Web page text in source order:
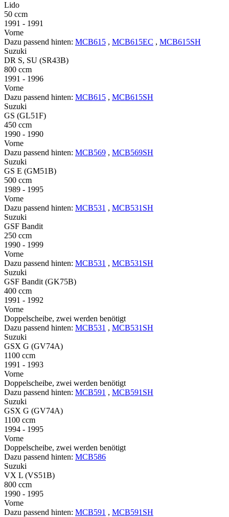
Lido
50 ccm
1991 - 1991
Vorne
Dazu passend hinten: MCB615 , MCB615EC , MCB615SH
Suzuki
DR S, SU (SR43B)
800 ccm
1991 - 1996
Vorne
Dazu passend hinten: MCB615 , MCB615SH
Suzuki
GS (GL51F)
450 ccm
1990 - 1990
Vorne
Dazu passend hinten: MCB569 , MCB569SH
Suzuki
GS E (GM51B)
500 ccm
1989 - 1995
Vorne
Dazu passend hinten: MCB531 , MCB531SH
Suzuki
GSF Bandit
250 ccm
1990 - 1999
Vorne
Dazu passend hinten: MCB531 , MCB531SH
Suzuki
GSF Bandit (GK75B)
400 ccm
1991 - 1992
Vorne
Doppelscheibe, zwei werden benötigt
Dazu passend hinten: MCB531 , MCB531SH
Suzuki
GSX G (GV74A)
1100 ccm
1991 - 1993
Vorne
Doppelscheibe, zwei werden benötigt
Dazu passend hinten: MCB591 , MCB591SH
Suzuki
GSX G (GV74A)
1100 ccm
1994 - 1995
Vorne
Doppelscheibe, zwei werden benötigt
Dazu passend hinten: MCB586
Suzuki
VX L (VS51B)
800 ccm
1990 - 1995
Vorne
Dazu passend hinten: MCB591 , MCB591SH